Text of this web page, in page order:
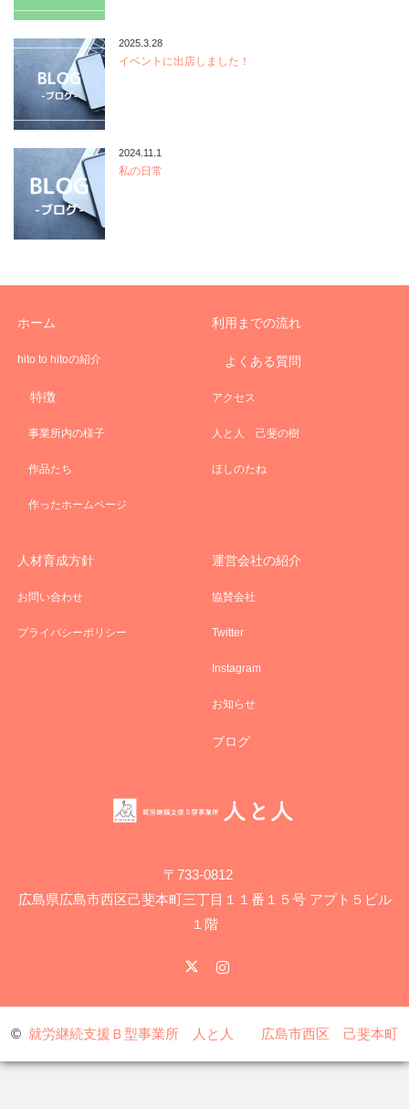
2025.3.28
イベントに出店しました！
2024.11.1
私の日常
ホーム
hito to hitoの紹介
特徴
事業所内の様子
作品たち
作ったホームページ
利用までの流れ
よくある質問
アクセス
人と人 己斐の樹
ほしのたね
人材育成方針
お問い合わせ
プライバシーポリシー
運営会社の紹介
協賛会社
Twitter
Instagram
お知らせ
ブログ
〒733-0812
広島県広島市西区己斐本町三丁目１１番１５号 アプト５ビル
１階
© 就労継続支援Ｂ型事業所 人と人 広島市西区 己斐本町